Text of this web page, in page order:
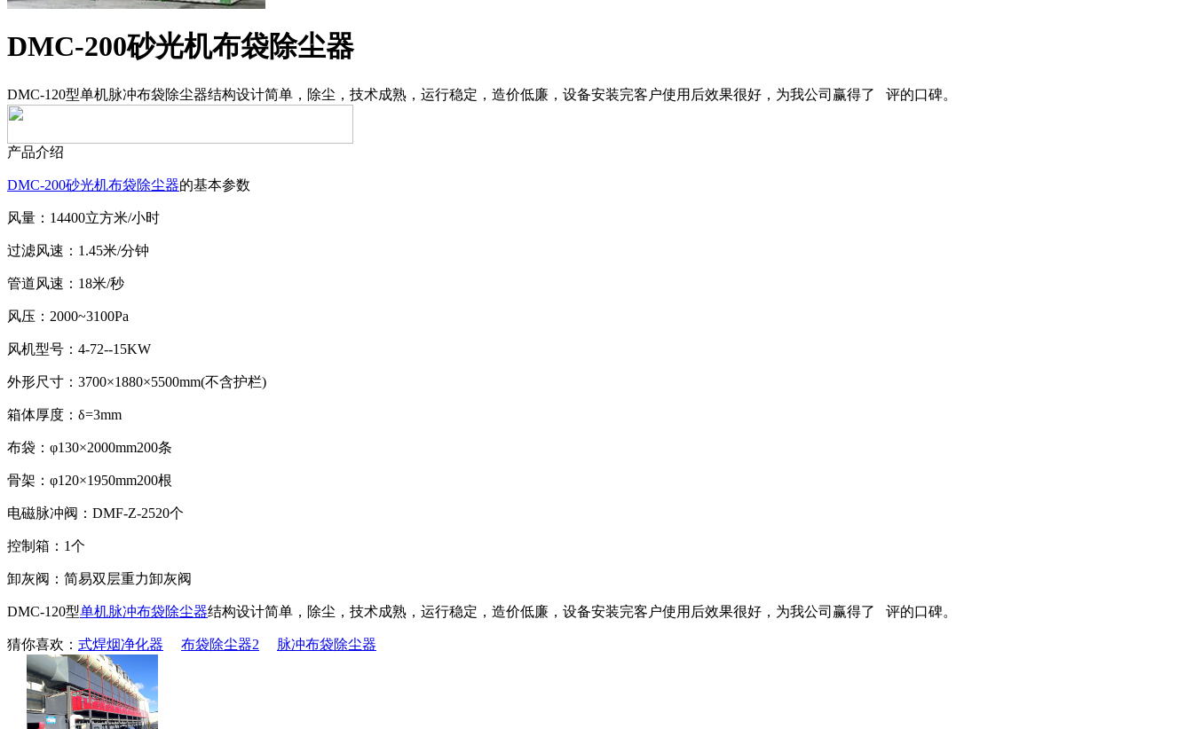
DMC-200砂光机布袋除尘器
DMC-120型单机脉冲布袋除尘器结构设计简单，除尘，技术成熟，运行稳定，造价低廉，设备安装完客户使用后效果很好，为我公司赢得了 评的口碑。
产品介绍
DMC-200砂光机布袋除尘器的基本参数
风量：14400立方米/小时
过滤风速：1.45米/分钟
管道风速：18米/秒
风压：2000~3100Pa
风机型号：4-72--15KW
外形尺寸：3700×1880×5500mm(不含护栏)
箱体厚度：δ=3mm
布袋：φ130×2000mm200条
骨架：φ120×1950mm200根
电磁脉冲阀：DMF-Z-2520个
控制箱：1个
卸灰阀：简易双层重力卸灰阀
DMC-120型单机脉冲布袋除尘器结构设计简单，除尘，技术成熟，运行稳定，造价低廉，设备安装完客户使用后效果很好，为我公司赢得了 评的口碑。
猜你喜欢： 式焊烟净化器 布袋除尘器2 脉冲布袋除尘器